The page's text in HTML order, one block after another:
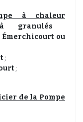
à chaleur
granulés
Émerchicourt ou
;
;
de la Pompe